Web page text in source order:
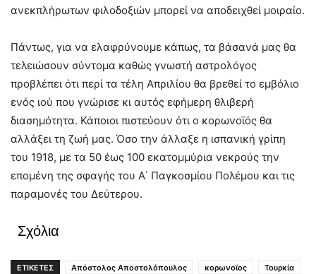
ανεκπλήρωτων φιλοδοξιών μπορεί να αποδειχθεί μοιραίο.
Πάντως, για να ελαφρύνουμε κάπως, τα βάσανά μας θα
τελειώσουν σύντομα καθώς γνωστή αστρολόγος
προβλέπει ότι περί τα τέλη Απριλίου θα βρεθεί το εμβόλιο
ενός ιού που γνώρισε κι αυτός εφήμερη θλιβερή
διασημότητα. Κάποιοι πιστεύουν ότι ο κορωνοϊός θα
αλλάξει τη ζωή μας. Όσο την άλλαξε η ισπανική γρίπη
του 1918, με τα 50 έως 100 εκατομμύρια νεκρούς την
επομένη της σφαγής του Α΄ Παγκοσμίου Πολέμου και τις
παραμονές του Δεύτερου.
Σχόλια
ΕΤΙΚΕΤΕΣ Απόστολος Αποστολόπουλος κορωνοϊος
Τουρκία